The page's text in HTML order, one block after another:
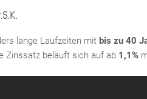
lange Laufzeiten mit bis zu 40
Zinssatz beläuft sich auf ab 1,1%